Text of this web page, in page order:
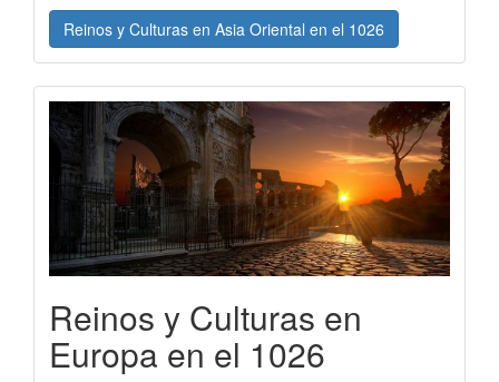
Reinos y Culturas en Asia Oriental en el 1026
Reinos y Culturas en
Europa en el 1026